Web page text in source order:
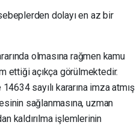
dolayı en az bir
olmasına rağmen kamu
ettiği açıkça görülmektedir.
sayılı kararına imza atmış
sağlanmasına, uzman
kaldırılma işlemlerinin